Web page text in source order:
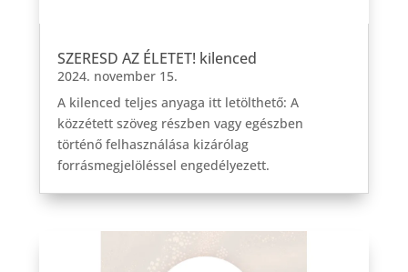
SZERESD AZ ÉLETET! kilenced
2024. november 15.
A kilenced teljes anyaga itt letölthető: A
közzétett szöveg részben vagy egészben
történő felhasználása kizárólag
forrásmegjelöléssel engedélyezett.